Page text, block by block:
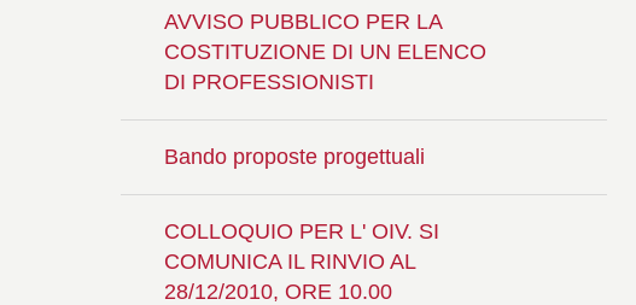
AVVISO PUBBLICO PER LA
COSTITUZIONE DI UN ELENCO
DI PROFESSIONISTI
Bando proposte progettuali
COLLOQUIO PER L' OIV. SI
COMUNICA IL RINVIO AL
28/12/2010, ORE 10.00